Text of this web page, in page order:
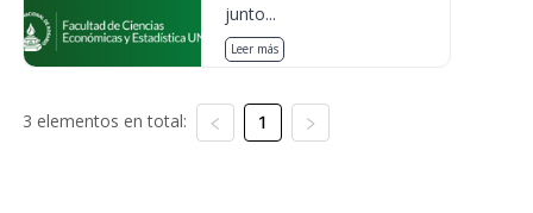
junto...
Leer más
3 elementos en total: 1